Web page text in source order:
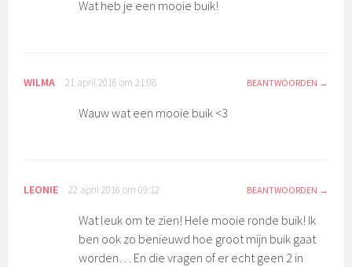
Wat heb je een mooie buik!
WILMA 21 april 2016 om 21:08 BEANTWOORDEN
Wauw wat een mooie buik <3
LEONIE 22 april 2016 om 09:12 BEANTWOORDEN
Wat leuk om te zien! Hele mooie ronde buik! Ik
ben ook zo benieuwd hoe groot mijn buik gaat
worden… En die vragen of er echt geen 2 in